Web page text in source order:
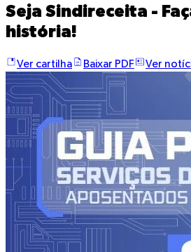
Seja Sindireceita -
história!
Ver cartilha Baixar PDF Ver